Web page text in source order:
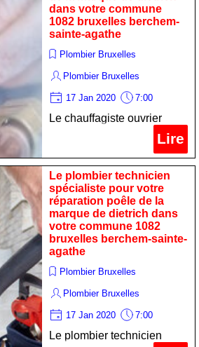
dans votre commune
1082 bruxelles berchem-
sainte-agathe
Plombier Bruxelles
Plombier Bruxelles
17 Jan 2020 7:00
Le chauffagiste ouvrier
professionnel pour votre
remise en état calorifère de
la marque de dietrich dans
votre commune 1082
bruxelles berchem-sainte-
agathe
Lire
Le plombier technicien
spécialiste pour votre
réparation poêle de la
marque de dietrich dans
votre commune 1082
bruxelles berchem-sainte-
agathe
Plombier Bruxelles
Plombier Bruxelles
17 Jan 2020 7:00
Le plombier technicien